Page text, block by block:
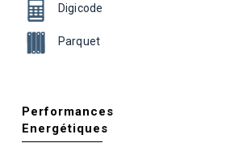
Digicode
Parquet
Performances
Energétiques